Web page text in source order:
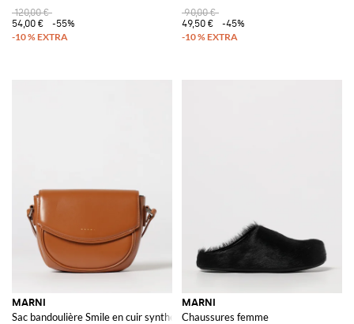
120,00 €
54,00 €
-55%
90,00 €
49,50 €
-45%
MARNI
Sac bandoulière Smile en cuir synthétique
MARNI
Chaussures femme